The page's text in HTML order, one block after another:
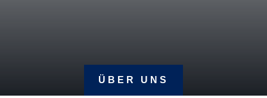
ÜBER UNS